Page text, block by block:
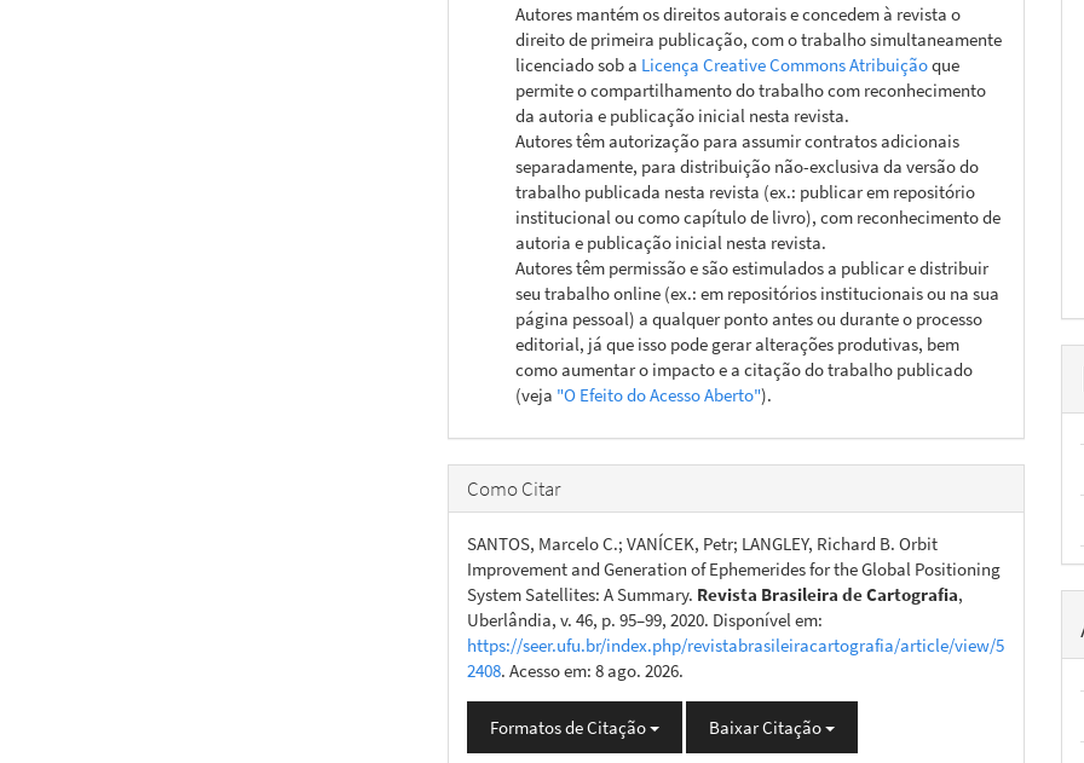
Autores mantém os direitos autorais e concedem à revista o
direito de primeira publicação, com o trabalho simultaneamente
licenciado sob a Licença Creative Commons Atribuiçãoque
permite o compartilhamento do trabalho com reconhecimento
da autoria e publicação inicial nesta revista.
Autores têm autorização para assumir contratos adicionais
separadamente, para distribuição não-exclusiva da versão do
trabalho publicada nesta revista (ex.: publicar em repositório
institucional ou como capítulo de livro), com reconhecimento de
autoria e publicação inicial nesta revista.
Autores têm permissão e são estimulados a publicar e distribuir
seu trabalho online (ex.: em repositórios institucionais ou na sua
página pessoal) a qualquer ponto antes ou durante o processo
editorial, já que isso pode gerar alterações produtivas, bem
como aumentar o impacto e a citação do trabalho publicado
(veja "O Efeito do Acesso Aberto").
Como Citar
SANTOS, Marcelo C.; VANÍCEK, Petr; LANGLEY, Richard B. Orbit
Improvement and Generation of Ephemerides for the Global Positioning
System Satellites: A Summary. Revista Brasileira de Cartografia,
Uberlândia, v. 46, p. 95–99, 2020. Disponível em:
https://seer.ufu.br/index.php/revistabrasileiracartografia/article/view/5
2408. Acesso em: 8 ago. 2026.
Formatos de Citação Baixar Citação